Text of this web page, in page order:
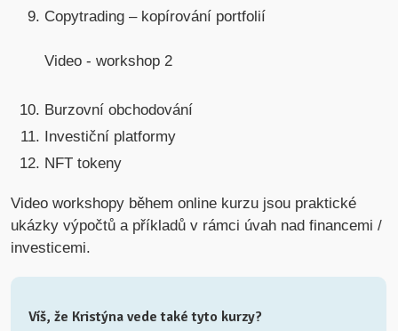
Copytrading – kopírování portfolií
Video - workshop 2
Burzovní obchodování
Investiční platformy
NFT tokeny
Video workshopy během online kurzu jsou praktické
ukázky výpočtů a příkladů v rámci úvah nad financemi /
investicemi.
Víš, že Kristýna vede také tyto kurzy?